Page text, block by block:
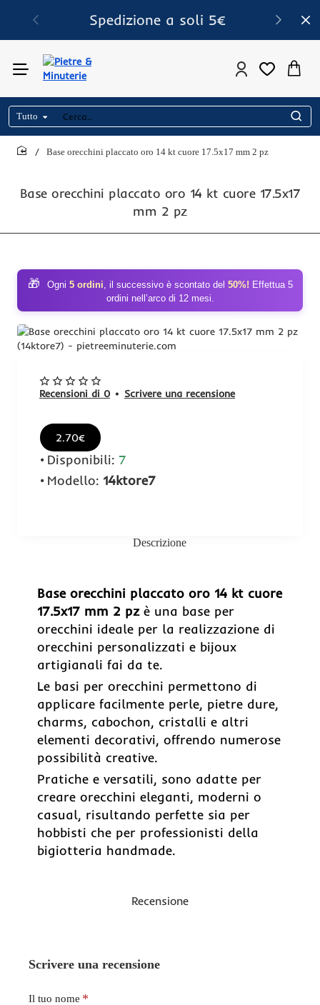
Spedizione a soli 5€
Tutto
Cerca..
Base orecchini placcato oro 14 kt cuore 17.5x17
mm 2 pz
Base orecchini placcato oro 14 kt cuore 17.5x17 mm 2 pz
🎁 Ogni 5 ordini, il successivo è scontato del 50%! Effettua 5
ordini nell’arco di 12 mesi.
Recensioni di 0 • Scrivere una recensione
2.70€
Disponibili: 7
Modello: 14ktore7
Descrizione
Base orecchini placcato oro 14 kt cuore
17.5x17 mm 2 pzè una base per
orecchini ideale per la realizzazione di
orecchini personalizzati e bijoux
artigianali fai da te.
Le basi per orecchini permettono di
applicare facilmente perle, pietre dure,
charms, cabochon, cristalli e altri
elementi decorativi, offrendo numerose
possibilità creative.
Pratiche e versatili, sono adatte per
creare orecchini eleganti, moderni o
casual, risultando perfette sia per
hobbisti che per professionisti della
bigiotteria handmade.
Recensione
Scrivere una recensione
Il tuo nome